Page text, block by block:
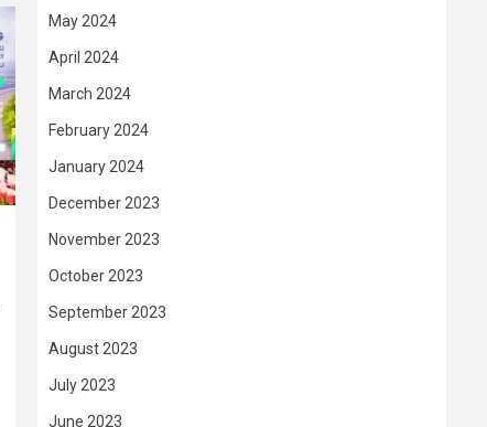
May 2024
April 2024
March 2024
February 2024
January 2024
December 2023
November 2023
October 2023
September 2023
August 2023
July 2023
June 2023